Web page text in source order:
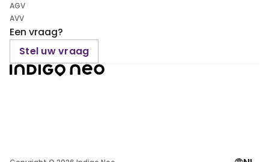
AGV
AVV
Een vraag?
Stel uw vraag